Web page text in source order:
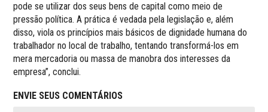
pode se utilizar dos seus bens de capital como meio de
pressão política. A prática é vedada pela legislação e, além
disso, viola os princípios mais básicos de dignidade humana do
trabalhador no local de trabalho, tentando transformá-los em
mera mercadoria ou massa de manobra dos interesses da
empresa”, conclui.
ENVIE SEUS COMENTÁRIOS